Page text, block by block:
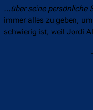
…über seine persönliche
immer alles zu geben,
schwierig ist, weil Jordi